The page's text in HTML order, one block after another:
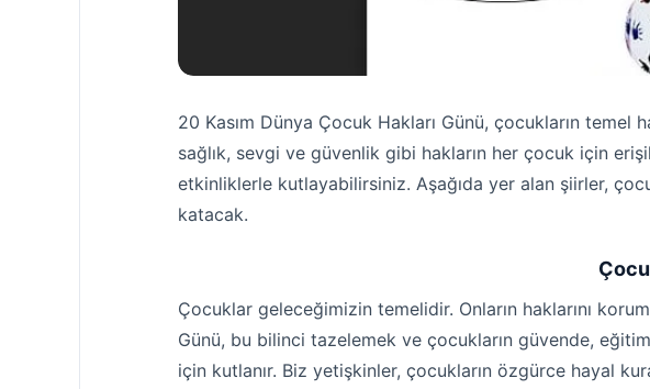
20 Kasım Dünya Çocuk Hakları Günü, çocukların
sağlık, sevgi ve güvenlik gibi hakların her çocuk için
etkinliklerle kutlayabilirsiniz. Aşağıda yer alan şiirler,
katacak.
Çocuklar geleceğimizin temelidir. Onların haklarını
Günü, bu bilinci tazelemek ve çocukların güvende,
için kutlanır. Biz yetişkinler, çocukların özgürce hayal